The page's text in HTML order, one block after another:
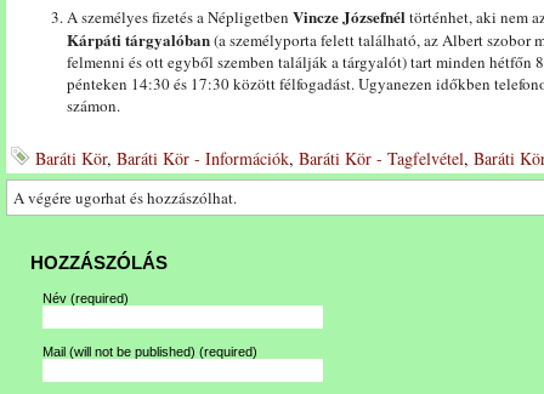
A személyes fizetés a Népligetben Vincze Józsefnéltörténhet, aki nem
Kárpáti tárgyalóban(a személyporta felett található, az Albert szobor
felmenni és ott egyből szemben találják a tárgyalót) tart minden hétfőn
pénteken 14:30 és 17:30 között félfogadást. Ugyanezen időkben
számon.
Baráti Kör, Baráti Kör - Információk, Baráti Kör - Tagfelvétel, Baráti
A végére ugorhat és hozzászólhat.
HOZZÁSZÓLÁS
Név (required)
Mail (will not be published) (required)